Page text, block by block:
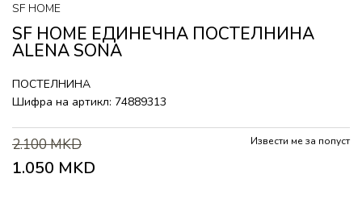
SF HOME
SF HOME ЕДИНЕЧНА ПОСТЕЛНИНА
ALENA SONA
ПОСТЕЛНИНА
Шифра на артикл: 74889313
2.100MKD
1.050 MKD
Извести ме за попуст